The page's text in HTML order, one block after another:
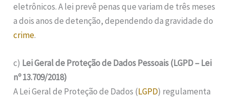
eletrônicos. A lei prevê penas que variam de três meses
a dois anos de detenção, dependendo da gravidade do
crime.
c) Lei Geral de Proteção de Dados Pessoais (LGPD – Lei
nº 13.709/2018)
A Lei Geral de Proteção de Dados (LGPD) regulamenta